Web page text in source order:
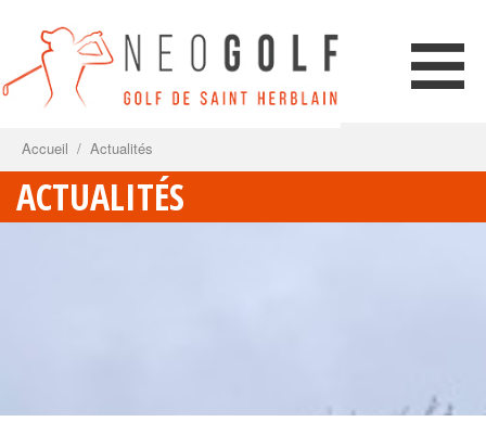
Accueil / Actualités
ACTUALITÉS